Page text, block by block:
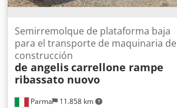
Parma 11.858 km
Semirremolque de plataforma baja
para el transporte de maquinaria de
construcción
de angeliscarrellone rampe
ribassato nuovo